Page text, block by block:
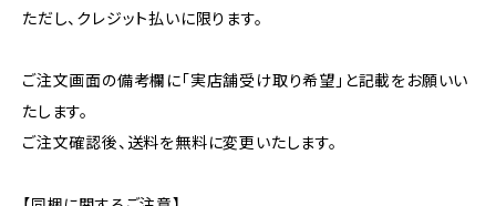
ただし、クレジット払いに限ります。
ご注文画面の備考欄に「実店舗受け取り希望」と記載をお願いい
たします。
ご注文確認後、送料を無料に変更いたします。